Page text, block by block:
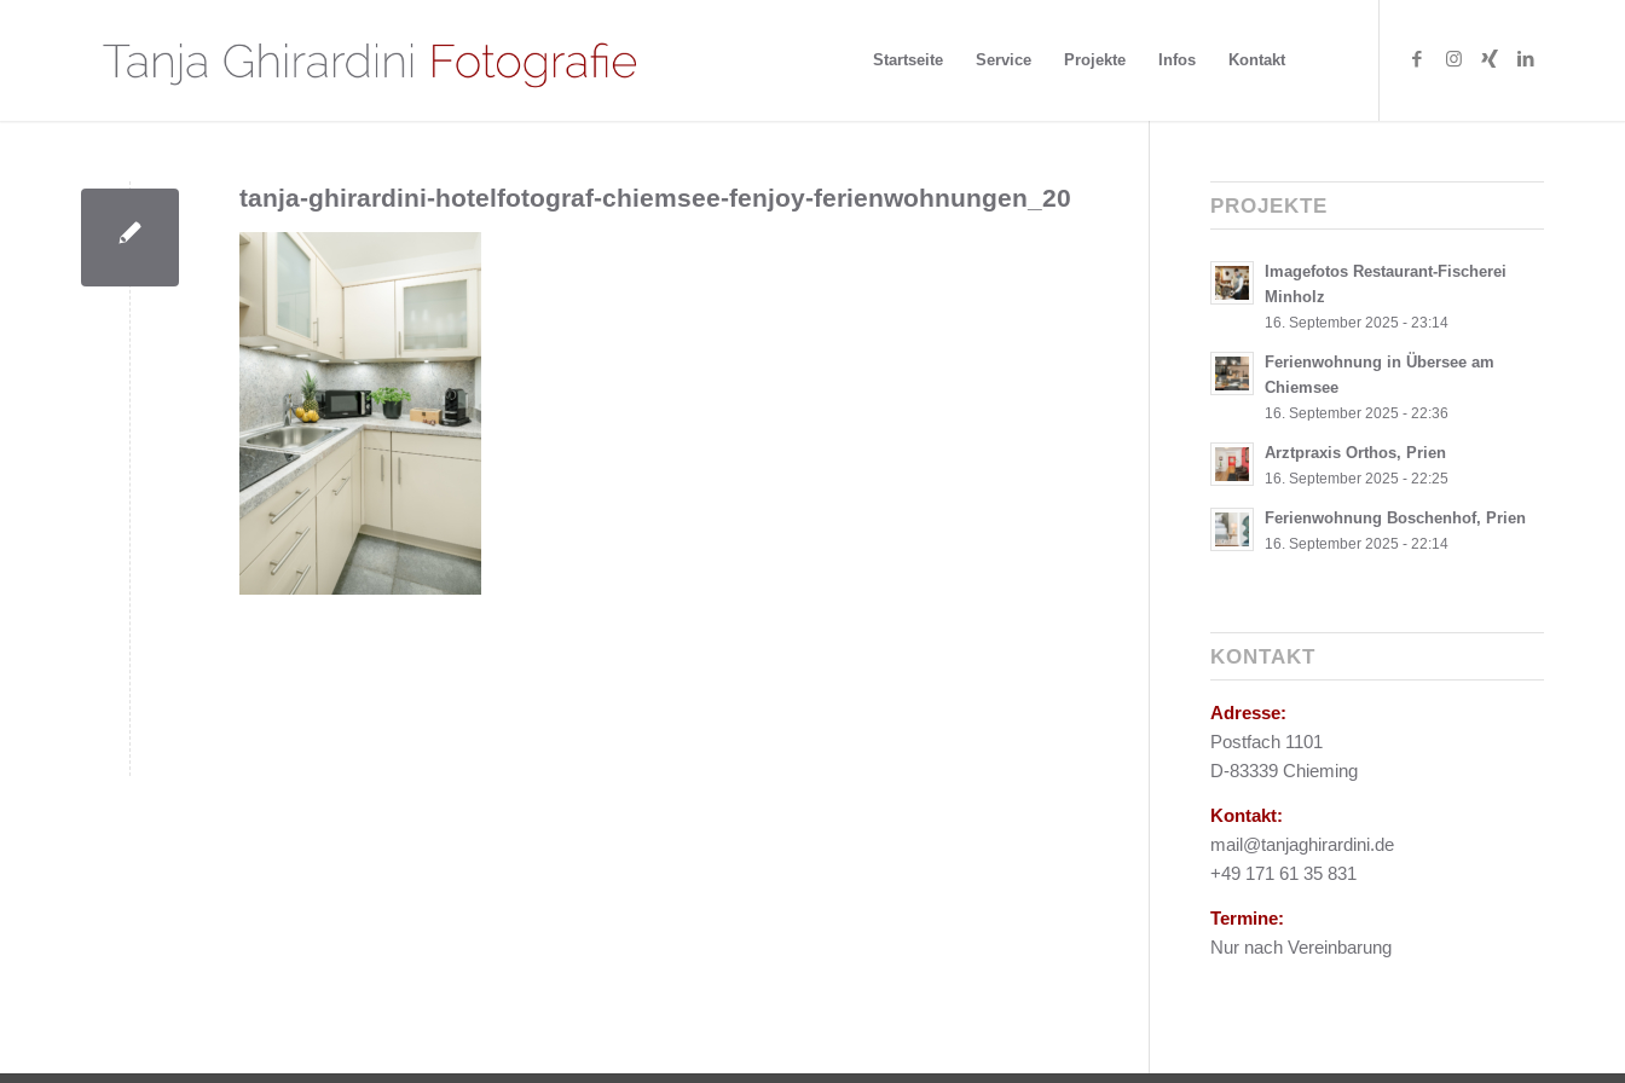
Startseite Service Projekte Infos Kontakt
tanja-ghirardini-hotelfotograf-chiemsee-fenjoy-ferienwohnungen_20 PROJEKTE
Imagefotos Restaurant-Fischerei
Minholz
16. September 2025 - 23:14
Ferienwohnung in Übersee am
Chiemsee
16. September 2025 - 22:36
Arztpraxis Orthos, Prien
16. September 2025 - 22:25
Ferienwohnung Boschenhof, Prien
16. September 2025 - 22:14
KONTAKT
Adresse:
Postfach 1101
D-83339 Chieming
Kontakt:
mail@tanjaghirardini.de
+49 171 61 35 831
Termine:
Nur nach Vereinbarung